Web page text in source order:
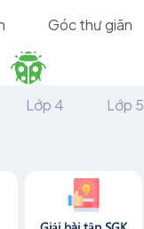
Góc thư giãn
Lớp 4 Lớp 5